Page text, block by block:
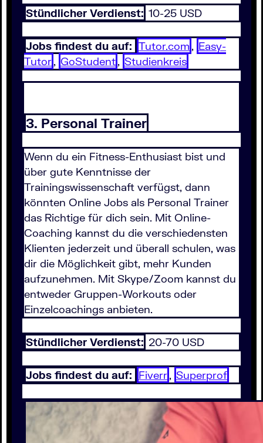
Stündlicher Verdienst: 10-25 USD
Jobs findest du auf: Tutor.com , Easy-
Tutor, GoStudent, Studienkreis
3. Personal Trainer
Wenn du ein Fitness-Enthusiast bist und
über gute Kenntnisse der
Trainingswissenschaft verfügst, dann
könnten Online Jobs als Personal Trainer
das Richtige für dich sein. Mit Online-
Coaching kannst du die verschiedensten
Klienten jederzeit und überall schulen, was
dir die Möglichkeit gibt, mehr Kunden
aufzunehmen. Mit Skype/Zoom kannst du
entweder Gruppen-Workouts oder
Einzelcoachings anbieten.
Stündlicher Verdienst: 20-70 USD
Jobs findest du auf: Fiverr, Superprof